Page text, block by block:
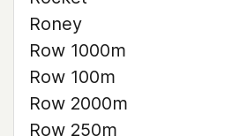
Roney
Row 1000m
Row 100m
Row 2000m
Row 250m